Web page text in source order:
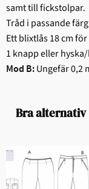
samt till fickstolpar.
Tråd i passande
Ett blixtlås 18 cm för
1 knapp eller
Mod B:Ungefär 0,2
Bra alternativ